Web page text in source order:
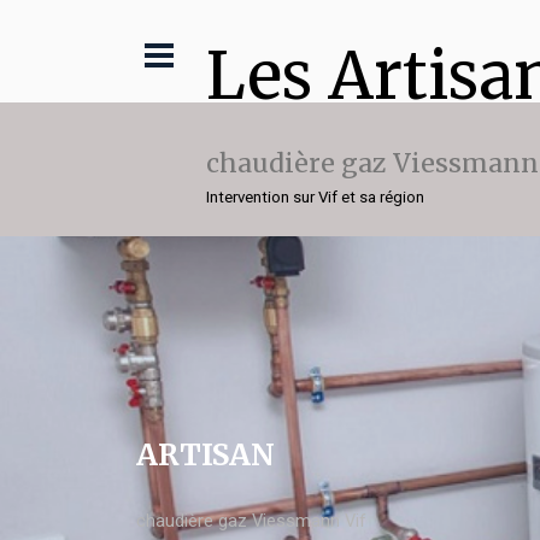
Les
chaudière gaz Viessmann
Intervention sur Vif et sa région
ARTISAN
chaudière gaz Viessmann Vif